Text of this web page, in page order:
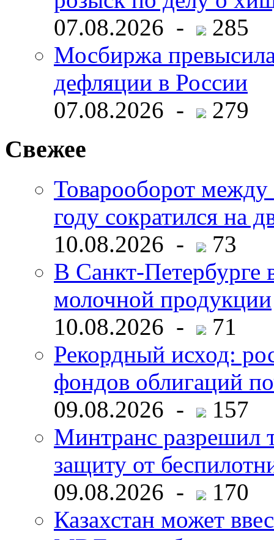
07.08.2026 -
285
Мосбиржа
дефляции в России
07.08.2026 -
279
Свежее
Товарооборот
году сократился на
10.08.2026 -
73
В Санкт-Петербурге
молочной продукции
10.08.2026 -
71
Рекордный исход:
фондов облигаций
09.08.2026 -
157
Минтранс разрешил
защиту от
09.08.2026 -
170
Казахстан может